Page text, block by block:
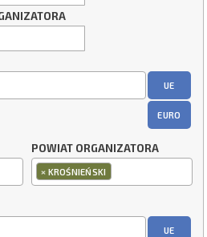
UE
EURO
POWIAT ORGANIZATORA
× KROŚNIEŃSKI
UE